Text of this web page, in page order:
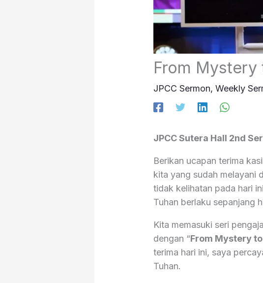
From
JPCC Sermon,Weekly
JPCC Sutera Hall 2nd
Berikan ucapan terima
kita yang sudah melayani
tidak kelihatan pada hari
Tuhan berlaku sepanjang
Kita memasuki seri
dengan “From Mystery
terima hari ini, saya
Tuhan.